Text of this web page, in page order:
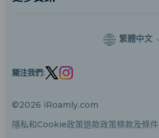
eSIM 知識
©2026 iRoamly.com
隱私和Cookie政策退款政策條款及條件
繁體中文
關注我們: